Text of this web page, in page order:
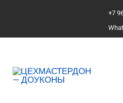
содержимому
+7
Плавающее
KO